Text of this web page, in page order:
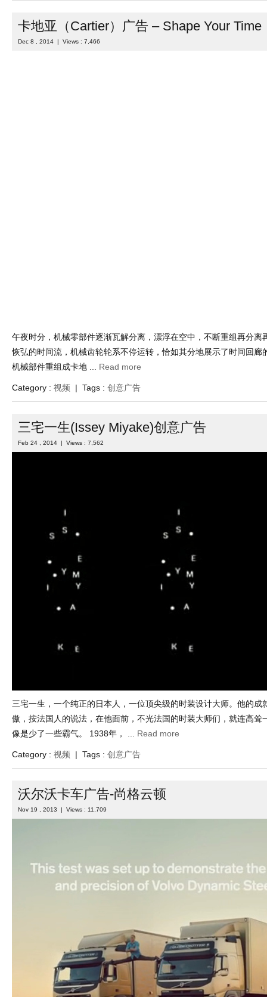
卡地亚（Cartier）广告 – Shape Your Time
Dec 8 , 2014 | Views : 7,466
午夜时分，机械零部件逐渐瓦解分离，漂浮在空中，不断重组再分离
恢弘的时间流，机械齿轮轮系不停运转，恰如其分地展示了时间回廊
机械部件重组成卡地 ... Read more
Category : 视频 | Tags : 创意广告
三宅一生(Issey Miyake)创意广告
Feb 24 , 2014 | Views : 7,562
三宅一生，一个纯正的日本人，一位顶尖级的时装设计大师。他的成
傲，按法国人的说法，在他面前，不光法国的时装大师们，就连高耸
像是少了一些霸气。 1938年， ... Read more
Category : 视频 | Tags : 创意广告
沃尔沃卡车广告-尚格云顿
Nov 19 , 2013 | Views : 11,709